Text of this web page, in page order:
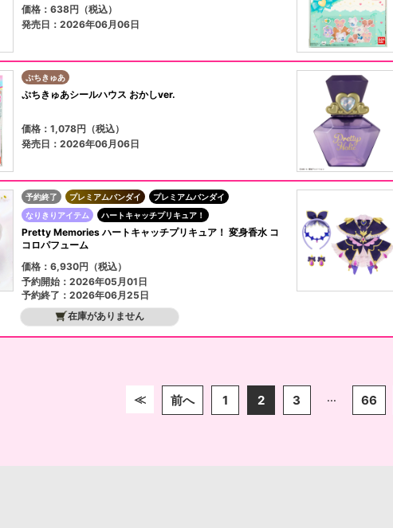
価格：638円（税込）
発売日：2026年06月06日
ぷちきゅあ
ぷちきゅあシールハウス おかしver.
価格：1,078円（税込）
発売日：2026年06月06日
予約終了 プレミアムバンダイ
プレミアムバンダイ
なりきりアイテム
ハートキャッチプリキュア！
Pretty Memories ハートキャッチプリキュア！ 変身香水 コ
コロパフューム
価格：6,930円（税込）
予約開始：2026年05月01日
予約終了：2026年06月25日
在庫がありません
≪ 前へ 1 2 3 ... 66